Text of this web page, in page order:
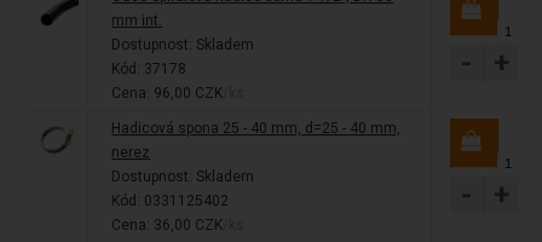
mm int.
Dostupnost: Skladem
Kód: 37178
Cena: 96,00 CZK
- +
Hadicová spona 25 - 40 mm, d=25 - 40 mm,
nerez
Dostupnost: Skladem
Kód: 0331125402
Cena: 36,00 CZK
- +